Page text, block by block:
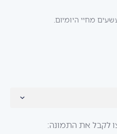
מחיי היומיום.
לקבל את התמונה: